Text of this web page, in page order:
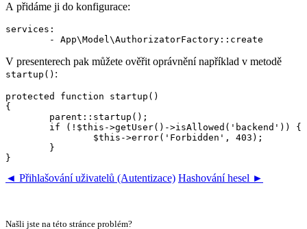
A přidáme ji do konfigurace:
services:
V presenterech pak můžete ověřit oprávnění například v metodě
startup() :
protected function startup()
{
◄ Přihlašování uživatelů (Autentizace) Hashování hesel ►